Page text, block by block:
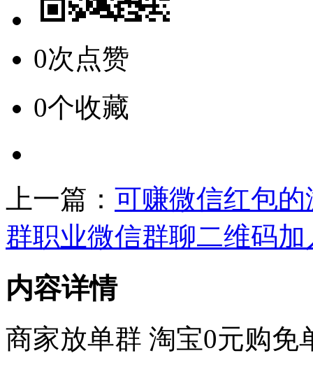
0次点赞
0个收藏
上一篇： 可赚微信红包的
群职业微信群聊二维码加
内容详情
商家放单群 淘宝0元购免